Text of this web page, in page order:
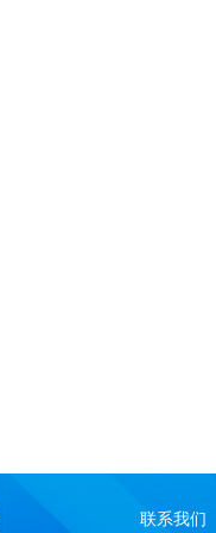
联系我们